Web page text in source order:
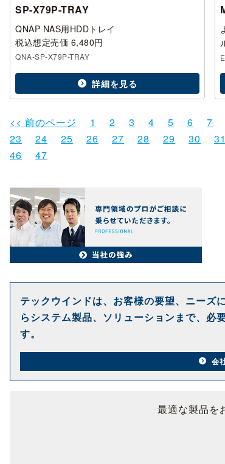
SP-X79P-TRAY
QNAP NAS用HDDトレイ
税込想定売価 6,480円
QNA-SP-X79P-TRAY
詳細を見る
<< 前のページ 1 2 3 4 5 6 7
23
24 25 26 27 28 29 30 31
46
47
テックウインドは、お客様の要望、ニーズ
らシステム製品、ソリューションまで、必
す。
会
最適な製品を